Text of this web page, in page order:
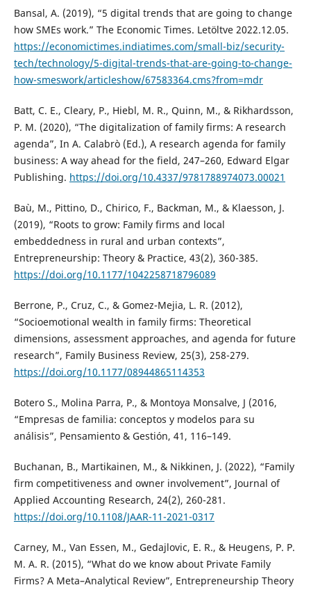
Bansal, A. (2019), “5 digital trends that are going to change
how SMEs work.” The Economic Times. Letöltve 2022.12.05.
https://economictimes.indiatimes.com/small-biz/security-
tech/technology/5-digital-trends-that-are-going-to-change-
how-smeswork/articleshow/67583364.cms?from=mdr
Batt, C. E., Cleary, P., Hiebl, M. R., Quinn, M., & Rikhardsson,
P. M. (2020), “The digitalization of family firms: A research
agenda”, In A. Calabrò (Ed.), A research agenda for family
business: A way ahead for the field, 247–260, Edward Elgar
Publishing. https://doi.org/10.4337/9781788974073.00021
Baù, M., Pittino, D., Chirico, F., Backman, M., & Klaesson, J.
(2019), “Roots to grow: Family firms and local
embeddedness in rural and urban contexts”,
Entrepreneurship: Theory & Practice, 43(2), 360-385.
https://doi.org/10.1177/1042258718796089
Berrone, P., Cruz, C., & Gomez-Mejia, L. R. (2012),
“Socioemotional wealth in family firms: Theoretical
dimensions, assessment approaches, and agenda for future
research”, Family Business Review, 25(3), 258-279.
https://doi.org/10.1177/08944865114353
Botero S., Molina Parra, P., & Montoya Monsalve, J (2016,
“Empresas de familia: conceptos y modelos para su
análisis”, Pensamiento & Gestión, 41, 116–149.
Buchanan, B., Martikainen, M., & Nikkinen, J. (2022), “Family
firm competitiveness and owner involvement”, Journal of
Applied Accounting Research, 24(2), 260-281.
https://doi.org/10.1108/JAAR-11-2021-0317
Carney, M., Van Essen, M., Gedajlovic, E. R., & Heugens, P. P.
M. A. R. (2015), “What do we know about Private Family
Firms? A Meta–Analytical Review”, Entrepreneurship Theory